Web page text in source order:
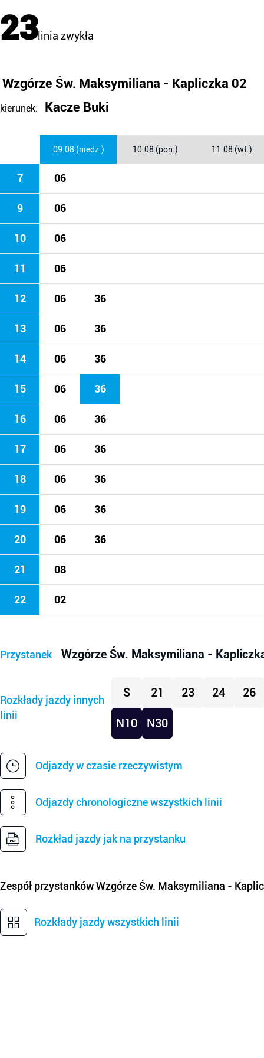
23linia zwykła
Wzgórze Św. Maksymiliana - Kapliczka 02
kierunek: Kacze Buki
09.08 (niedz.) 10.08 (pon.) 11.08 (wt.)
7 06
9 06
10 06
11 06
12 06 36
13 06 36
14 06 36
15 06 36
16 06 36
17 06 36
18 06 36
19 06 36
20 06 36
21 08
22 02
Przystanek Wzgórze Św. Maksymiliana -
Rozkłady jazdy innych
linii
S 21 23 24 26
N10 N30
Odjazdy w czasie rzeczywistym
Odjazdy chronologiczne wszystkich linii
Rozkład jazdy jak na przystanku
Zespół przystankówWzgórze Św. Maksymiliana -
Rozkłady jazdy wszystkich linii